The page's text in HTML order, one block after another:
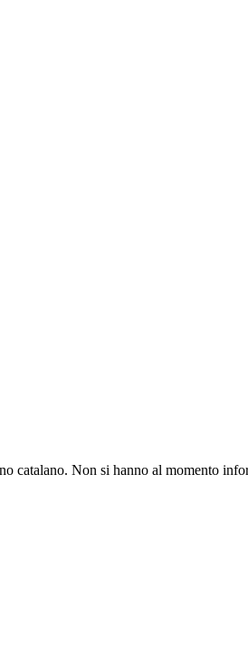
catalano. Non si hanno al momento